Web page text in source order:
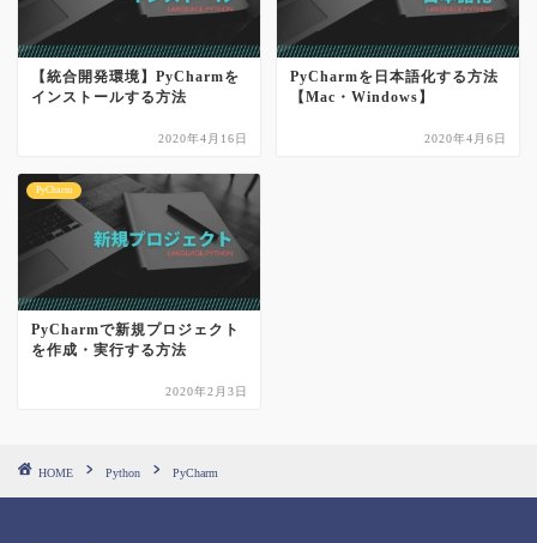
【統合開発環境】PyCharmを
インストールする方法
2020年4月16日
PyCharmを日本語化する方法
【Mac・Windows】
2020年4月6日
PyCharm
PyCharmで新規プロジェクト
を作成・実行する方法
2020年2月3日
HOME Python PyCharm